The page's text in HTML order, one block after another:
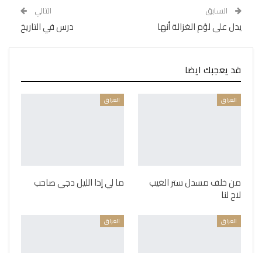
السابق
يدل على لؤم الغزالة أنها
التالي
درس في التاريخ
قد يعجبك ايضا
العراق
من خلف مسدل ستر الغيب
لاح لنا
العراق
ما لي إذا الليل دجى صاحب
العراق العراق